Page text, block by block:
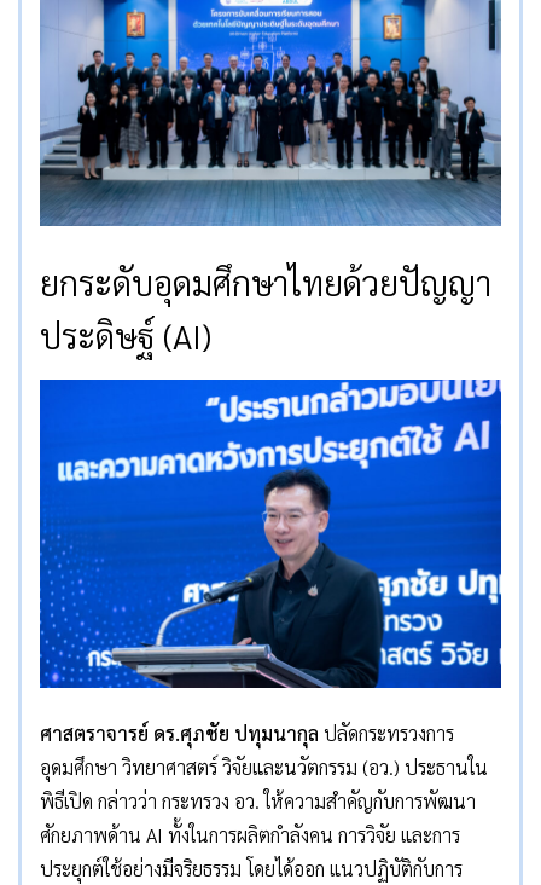
ยกระดับอุดมศึกษาไทยด้วยปัญญา
ประดิษฐ์ (AI)
ศาสตราจารย์ ดร.ศุภชัย ปทุมนากุล ปลัดกระทรวงการ
อุดมศึกษา วิทยาศาสตร์ วิจัยและนวัตกรรม (อว.) ประธานใน
พิธีเปิด กล่าวว่า กระทรวง อว. ให้ความสำคัญกับการพัฒนา
ศักยภาพด้าน AI ทั้งในการผลิตกำลังคน การวิจัย และการ
ประยุกต์ใช้อย่างมีจริยธรรม โดยได้ออก แนวปฏิบัติกับการ